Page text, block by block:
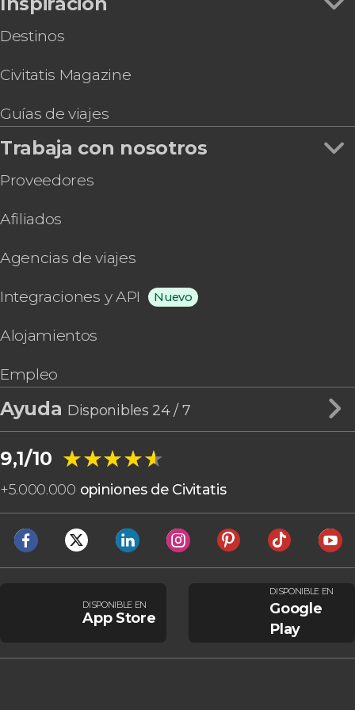
Destinos
Civitatis Magazine
Guías de viajes
Trabaja con nosotros
Proveedores
Afiliados
Agencias de viajes
Integraciones y API Nuevo
Alojamientos
Empleo
Ayuda Disponibles 24 / 7
9,1/10 ★★★★★
★★★★★
+5.000.000 opiniones de Civitatis
DISPONIBLE EN
App Store
DISPONIBLE EN
Google
Play